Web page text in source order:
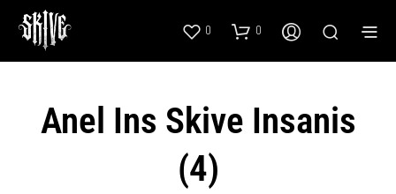
0 0
Anel Ins Skive Insanis
(4)